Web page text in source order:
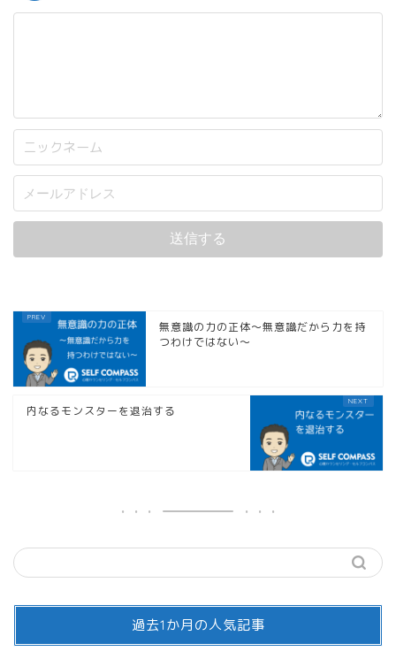
無意識の力の正体～無意識だから力を持
つわけではない～
内なるモンスターを退治する
過去1か月の人気記事